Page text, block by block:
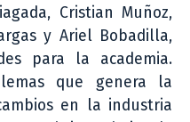
Cristian Muñoz,
y Ariel Bobadilla,
para la academia.
que genera la
en la industria